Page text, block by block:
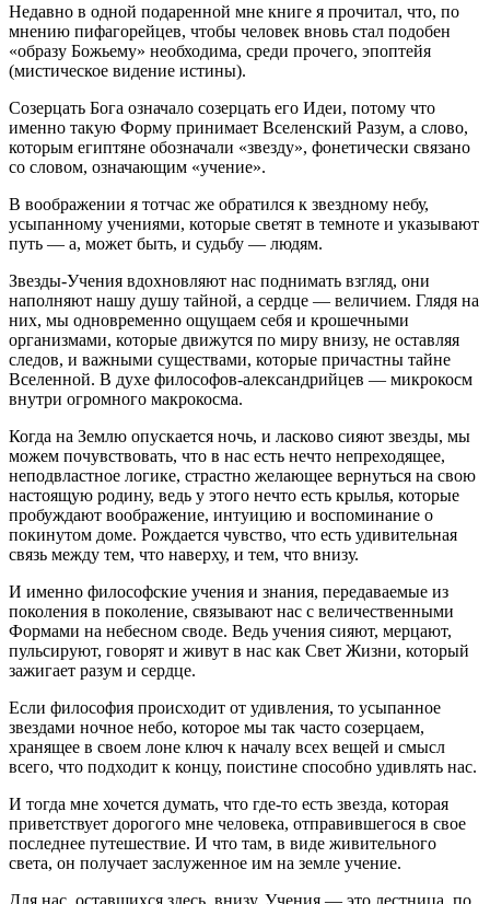
Недавно в одной подаренной мне книге я прочитал, что, по
мнению пифагорейцев, чтобы человек вновь стал подобен
«образу Божьему» необходима, среди прочего, эпоптейя
(мистическое видение истины).
Созерцать Бога означало созерцать его Идеи, потому что
именно такую Форму принимает Вселенский Разум, а слово,
которым египтяне обозначали «звезду», фонетически связано
со словом, означающим «учение».
В воображении я тотчас же обратился к звездному небу,
усыпанному учениями, которые светят в темноте и указывают
путь — а, может быть, и судьбу — людям.
Звезды-Учения вдохновляют нас поднимать взгляд, они
наполняют нашу душу тайной, а сердце — величием. Глядя на
них, мы одновременно ощущаем себя и крошечными
организмами, которые движутся по миру внизу, не оставляя
следов, и важными существами, которые причастны тайне
Вселенной. В духе философов-александрийцев — микрокосм
внутри огромного макрокосма.
Когда на Землю опускается ночь, и ласково сияют звезды, мы
можем почувствовать, что в нас есть нечто непреходящее,
неподвластное логике, страстно желающее вернуться на свою
настоящую родину, ведь у этого нечто есть крылья, которые
пробуждают воображение, интуицию и воспоминание о
покинутом доме. Рождается чувство, что есть удивительная
связь между тем, что наверху, и тем, что внизу.
И именно философские учения и знания, передаваемые из
поколения в поколение, связывают нас с величественными
Формами на небесном своде. Ведь учения сияют, мерцают,
пульсируют, говорят и живут в нас как Свет Жизни, который
зажигает разум и сердце.
Если философия происходит от удивления, то усыпанное
звездами ночное небо, которое мы так часто созерцаем,
хранящее в своем лоне ключ к началу всех вещей и смысл
всего, что подходит к концу, поистине способно удивлять нас.
И тогда мне хочется думать, что где-то есть звезда, которая
приветствует дорогого мне человека, отправившегося в свое
последнее путешествие. И что там, в виде живительного
света, он получает заслуженное им на земле учение.
Для нас, оставшихся здесь, внизу, Учения — это лестница, по